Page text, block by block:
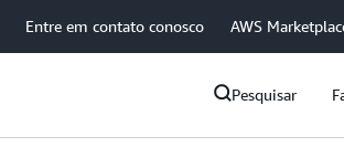
Entre em contato conosco AWS
Pesquisar